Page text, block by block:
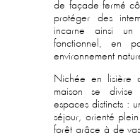
de façade fermé
protéger des
incarne ainsi
fonctionnel, en
environnement
Nichée en lisière
maison se divise
espaces distincts :
séjour, orienté
forêt grâce à de